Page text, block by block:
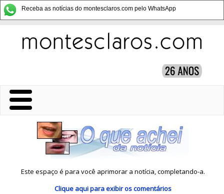
Receba as notícias do montesclaros.com pelo WhatsApp
Este espaço é para você aprimorar a notícia, completando-a.
Clique aquipara exibir os comentários